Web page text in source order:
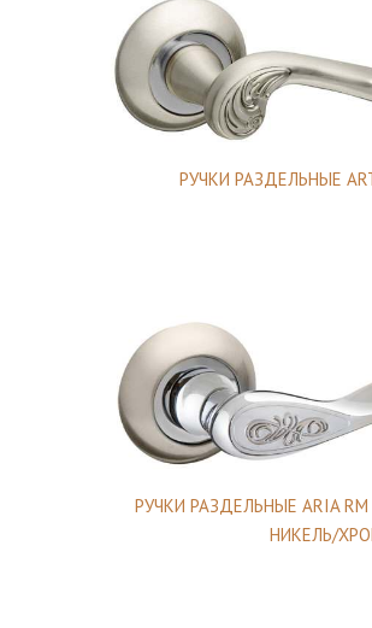
РУЧКИ РАЗДЕЛЬНЫЕ
РУЧКИ РАЗДЕЛЬНЫЕ ARIA
НИКЕЛЬ/